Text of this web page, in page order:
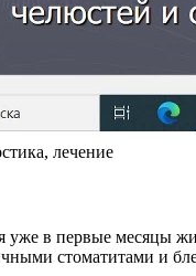
лечение
уже в первые месяцы
стоматитами и